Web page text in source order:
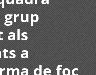
grup
als
a
de foc